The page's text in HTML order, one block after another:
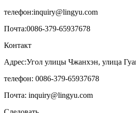
телефон:inquiry@lingyu.com
Почта:0086-379-65937678
Контакт
Адрес:Угол улицы Чжанхэн, улица
телефон: 0086-379-65937678
Почта: inquiry@lingyu.com